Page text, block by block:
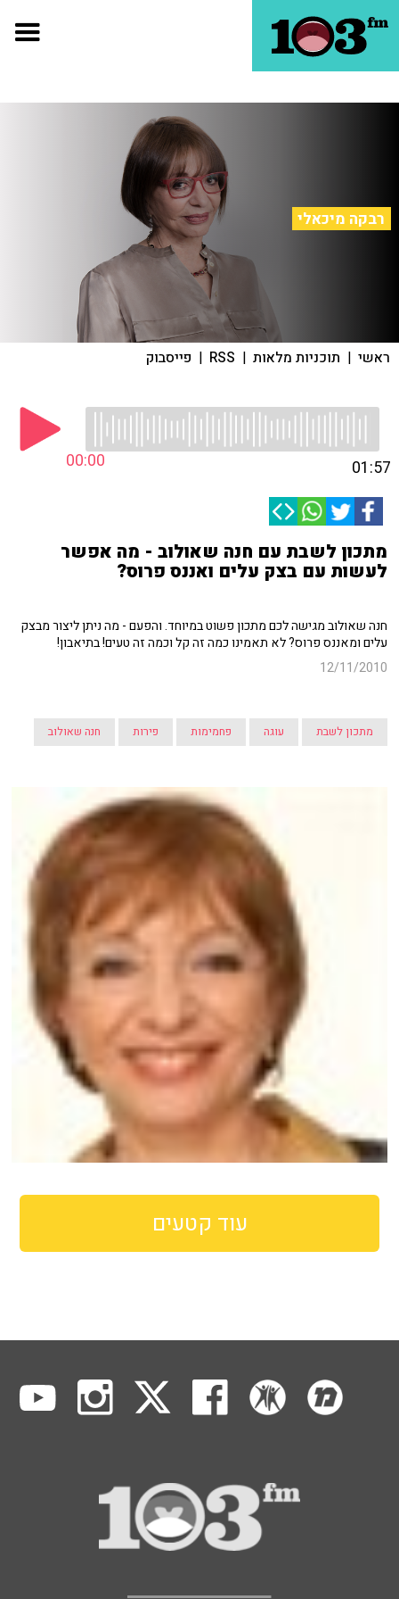
רבקה מיכאלי
ראשי | תוכניות מלאות |
RSS
| פייסבוק
00:00 01:57
מתכון לשבת עם חנה שאולוב - מה אפשר
לעשות עם בצק עלים ואננס פרוס?
חנה שאולוב מגישה לכם מתכון פשוט במיוחד. והפעם - מה ניתן ליצור מבצק
עלים ומאננס פרוס? לא תאמינו כמה זה קל וכמה זה טעים! בתיאבון!
12/11/2010
מתכון לשבת עוגה פחמימות פירות חנה שאולוב
עוד קטעים